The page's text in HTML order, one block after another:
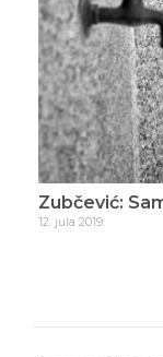
Zubčević:
12. jula 2019.